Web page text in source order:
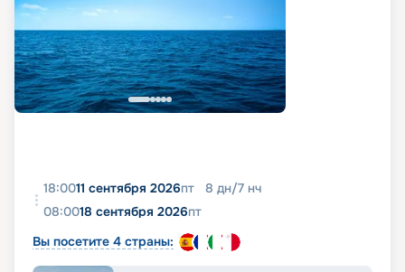
18:0011 сентября 2026пт 8 дн/7 нч
08:0018 сентября 2026пт
Вы посетите 4 страны: